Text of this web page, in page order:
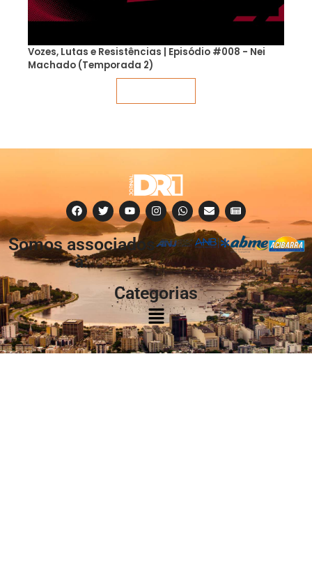
Vozes, Lutas e Resistências | Episódio #008 - Nei
Machado (Temporada 2)
Somos associados
à:
Categorias